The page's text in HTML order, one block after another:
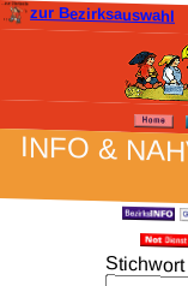
zur Bezirksauswahl
INFO &